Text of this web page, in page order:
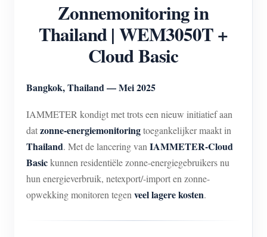
Driefasige Wi-Fi-energiemeter (WEM3050T)
WiFi-vermogenscontroller
IAMMETER Cloud Pro
IAMMETER-simulator
Virtuele meter
Energievoorspellings- en simulatiesysteem
Toepassingen
Energiemonitor voor zonne-PV-systemen
Winkel
Zonnemonitoring in
Thailand | WEM3050T +
Cloud Basic
Bangkok, Thailand — Mei 2025
IAMMETER kondigt met trots een nieuw initiatief aan
datzonne-energiemonitoringtoegankelijker maakt in
Thailand. Met de lancering vanIAMMETER-Cloud
Basickunnen residentiële zonne-energiegebruikers nu
hun energieverbruik, netexport/-import en zonne-
opwekking monitoren tegenveel lagere kosten.